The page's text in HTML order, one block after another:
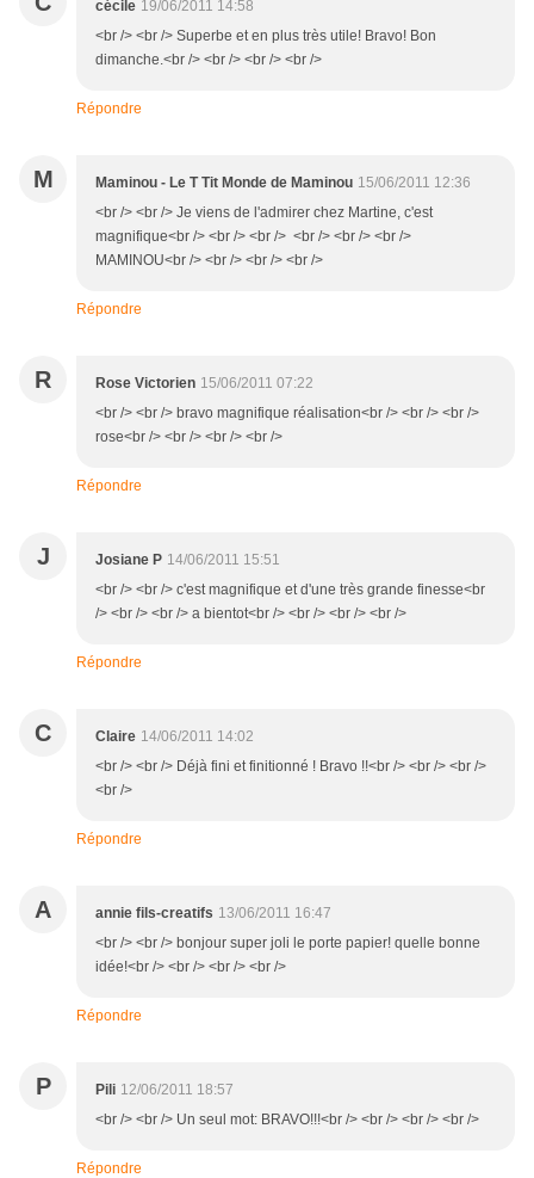
cécile 19/06/2011 14:58
<br /> <br /> Superbe et en plus très utile! Bravo! Bon
dimanche.<br /> <br /> <br /> <br />
Répondre
M Maminou - Le T Tit Monde de Maminou 15/06/2011 12:36
<br /> <br /> Je viens de l'admirer chez Martine, c'est
magnifique<br /> <br /> <br /> <br /> <br /> <br />
MAMINOU<br /> <br /> <br /> <br />
Répondre
R Rose Victorien 15/06/2011 07:22
<br /> <br /> bravo magnifique réalisation<br /> <br /> <br />
rose<br /> <br /> <br /> <br />
Répondre
J Josiane P 14/06/2011 15:51
<br /> <br /> c'est magnifique et d'une très grande finesse<br
/> <br /> <br /> a bientot<br /> <br /> <br /> <br />
Répondre
C Claire 14/06/2011 14:02
<br /> <br /> Déjà fini et finitionné ! Bravo !!<br /> <br /> <br />
<br />
Répondre
A annie fils-creatifs 13/06/2011 16:47
<br /> <br /> bonjour super joli le porte papier! quelle bonne
idée!<br /> <br /> <br /> <br />
Répondre
P Pili 12/06/2011 18:57
<br /> <br /> Un seul mot: BRAVO!!!<br /> <br /> <br /> <br />
Répondre